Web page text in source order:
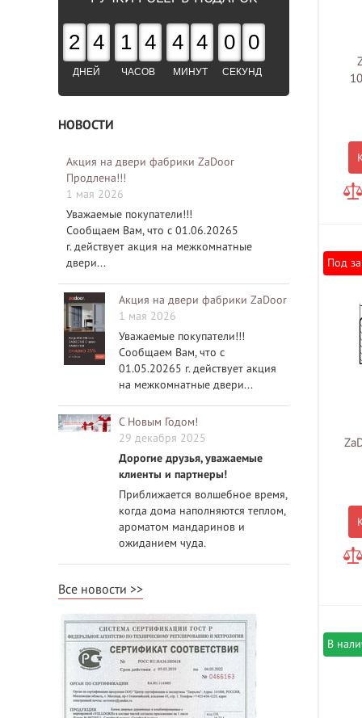
2 4
ДНЕЙ
1 4
ЧАСОВ
4 3
МИНУТ
5 9
СЕКУНД
НОВОСТИ
Акция на двери фабрики ZaDoor
Продлена!!!
1 мая 2026
Уважаемые покупатели!!!
Сообщаем Вам, что с 01.06.20265
г. действует акция на межкомнатные
двери...
Акция на двери фабрики ZaDoor
1 мая 2026
Уважаемые покупатели!!!
Сообщаем Вам, что с
01.05.20265 г. действует акция
на межкомнатные двери...
С Новым Годом!
29 декабря 2025
Дорогие друзья, уважаемые
клиенты и партнеры!
Приближается волшебное время,
когда дома наполняются теплом,
ароматом мандаринов и
ожиданием чуда.
Все новости
Под
В